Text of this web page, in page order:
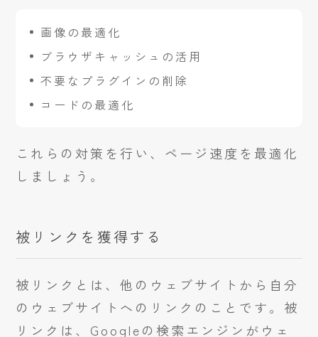
画像の最適化
ブラウザキャッシュの活用
不要なプラグインの削除
コードの最適化
これらの対策を行い、ページ速度を最適化
しましょう。
被リンクを獲得する
被リンクとは、他のウェブサイトから自分
のウェブサイトへのリンクのことです。被
リンクは、Googleの検索エンジンがウェ